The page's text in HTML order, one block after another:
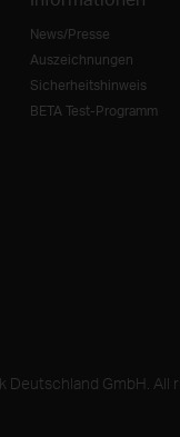
News/Presse
Auszeichnungen
Sicherheitshinweis
BETA Test-Programm
GmbH. All